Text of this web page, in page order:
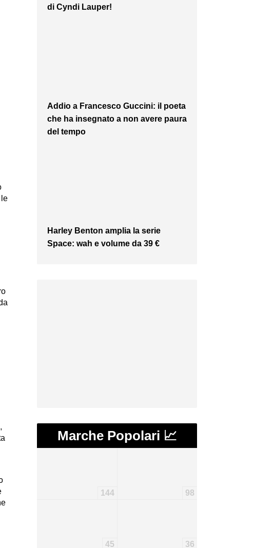
di Cyndi Lauper!
Addio a Francesco Guccini: il poeta
che ha insegnato a non avere paura
del tempo
Harley Benton amplia la serie
Space: wah e volume da 39 €
Marche Popolari 📈
144 98
45 36